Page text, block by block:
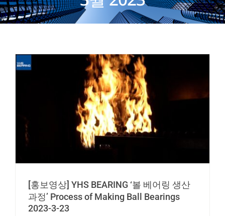
[홍보영상] YHS BEARING ‘볼 베어링 생산
과정’ Process of Making Ball Bearings
2023-3-23